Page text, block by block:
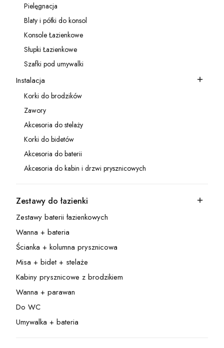
Kategoria - Pielęgnacja
Pielęgnacja
Kategoria - Blaty i półki do konsol
Blaty i półki do konsol
Kategoria - Konsole Łazienkowe
Konsole Łazienkowe
Kategoria - Słupki Łazienkowe
Słupki Łazienkowe
Kategoria - Szafki pod umywalki
Szafki pod umywalki
Kategoria - Instalacja
Instalacja
Kategoria - Korki do brodzików
Korki do brodzików
Kategoria - Zawory
Zawory
Kategoria - Akcesoria do stelaży
Akcesoria do stelaży
Kategoria - Korki do bidetów
Korki do bidetów
Kategoria - Akcesoria do baterii
Akcesoria do baterii
Kategoria - Akcesoria do kabin i drzwi prysznicowych
Akcesoria do kabin i drzwi prysznicowych
Kategoria - Zestawy do łazienki
Zestawy do łazienki
Kategoria - Zestawy baterii łazienkowych
Zestawy baterii łazienkowych
Kategoria - Wanna + bateria
Wanna + bateria
Kategoria - Ścianka + kolumna prysznicowa
Ścianka + kolumna prysznicowa
Kategoria - Misa + bidet + stelaże
Misa + bidet + stelaże
Kategoria - Kabiny prysznicowe z brodzikiem
Kabiny prysznicowe z brodzikiem
Kategoria - Wanna + parawan
Wanna + parawan
Kategoria - Do WC
Do WC
Kategoria - Umywalka + bateria
Umywalka + bateria